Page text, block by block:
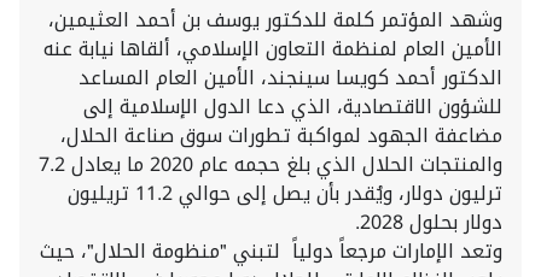
وشهد المؤتمر كلمة للدكتور يوسف بن أحمد العثيمين،
الأمين العام لمنظمة التعاون الإسلامي، ألقاها نيابة عنه
الدكتور أحمد كويسا سينجند، الأمين العام المساعد
للشؤون الاقتصادية، الذي دعا الدول الإسلامية إلى
مضاعفة الجهود لمواكبة تطورات سوق صناعة الحلال،
والمنتجات الحلال الذي بلغ حجمه عام 2020 ما يعادل 7.2
ترليون دولار، ويُقدر بأن يصل إلى حوالي 11.2 تريليون
دولار بحلول 2028.
وتعد الإمارات مرجعاً دولياً لتبني "منظومة الحلال"، حيث